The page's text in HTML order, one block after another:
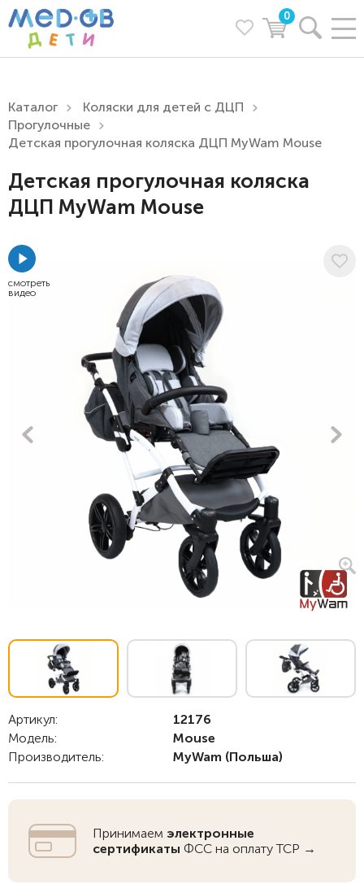
0
Каталог
Коляски для детей с ДЦП
Прогулочные
Детская прогулочная коляска ДЦП MyWam Mouse
Детская прогулочная коляска
ДЦП MyWam Mouse
смотреть
видео
Артикул:
12176
Модель:
Mouse
Производитель:
MyWam (Польша)
Принимаем электронные
сертификаты ФСС на оплату ТСР →